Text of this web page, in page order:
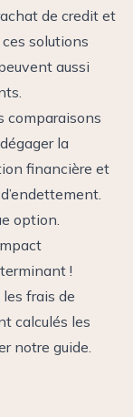
de credit et
solutions
aussi
comparaisons
la
financière et
option.
!
les frais de
calculés les
notre guide.